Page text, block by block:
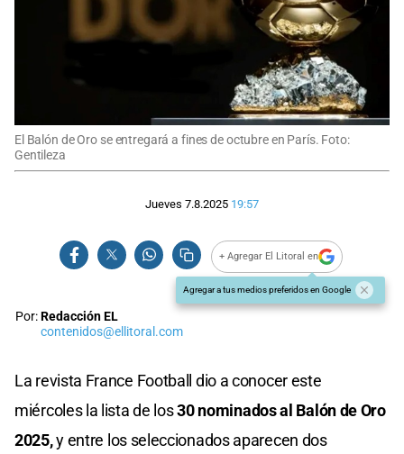
El Balón de Oro se entregará a fines de octubre en París. Foto:
Gentileza
Jueves 7.8.2025 19:57
+ Agregar El Litoral en
Agregar a tus medios preferidos en Google
Por:Redacción EL
contenidos@ellitoral.com
La revista France Football dio a conocer este
miércoles la lista de los30 nominados al Balón de Oro
2025,y entre los seleccionados aparecen dos